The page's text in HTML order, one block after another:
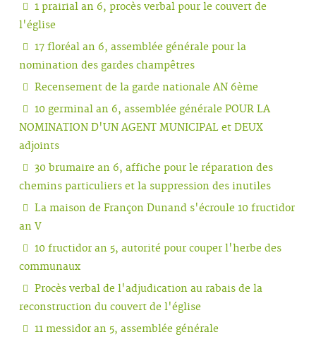
1 prairial an 6, procès verbal pour le couvert de
l'église
17 floréal an 6, assemblée générale pour la
nomination des gardes champêtres
Recensement de la garde nationale AN 6ème
10 germinal an 6, assemblée générale POUR LA
NOMINATION D'UN AGENT MUNICIPAL et DEUX
adjoints
30 brumaire an 6, affiche pour le réparation des
chemins particuliers et la suppression des inutiles
La maison de Françon Dunand s'écroule 10 fructidor
an V
10 fructidor an 5, autorité pour couper l'herbe des
communaux
Procès verbal de l'adjudication au rabais de la
reconstruction du couvert de l'église
11 messidor an 5, assemblée générale